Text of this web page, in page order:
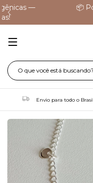
📦 Postagem em
Envio para todo o